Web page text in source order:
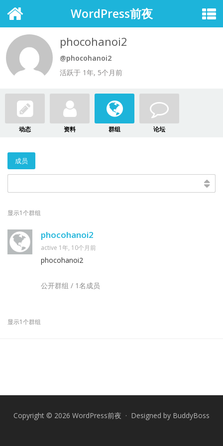
WordPress前夜
phocohanoi2
@phocohanoi2
活跃于 1年, 5个月前
动态 资料 群组 论坛
成员
显示1个群组
phocohanoi2
active 1年, 10个月前
phocohanoi2
公开群组 / 1名成员
显示1个群组
Copyright © 2026 WordPress前夜 · Designed by BuddyBoss